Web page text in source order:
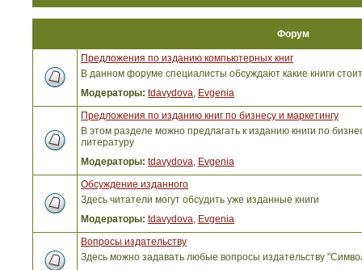
Форум
Предложения по изданию компьютерных книг
В данном форуме специалисты обсуждают какие книги
Модераторы: tdavydova, Evgenia
Предложения по изданию книг по бизнесу и маркетингу
В этом разделе можно предлагать к изданию книги по
литературу
Модераторы: tdavydova, Evgenia
Обсуждение изданного
Здесь читатели могут обсудить уже изданные книги
Модераторы: tdavydova, Evgenia
Вопросы издательству
Здесь можно задавать любые вопросы издательству